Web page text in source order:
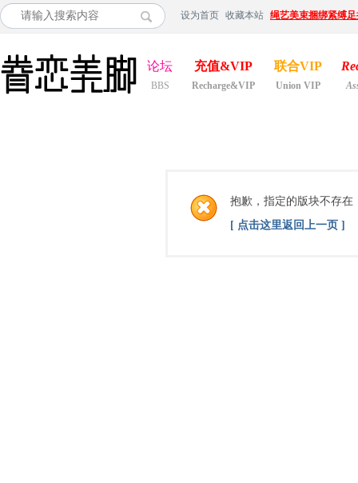
设为首页 收藏本站 绳艺美束捆绑紧缚
论坛
BBS
充值&VIP
Recharge&VIP
联合VIP
Union VIP
抱歉，指定的版块不存在
[ 点击这里返回上一页 ]